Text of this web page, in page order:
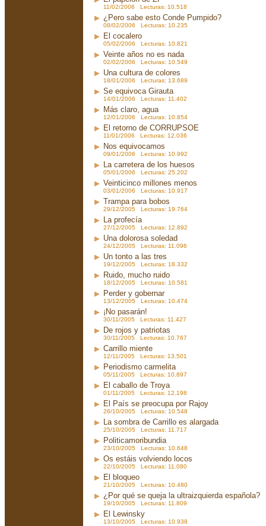
11/02/2006 Lecturas: 10.518
¿Pero sabe esto Conde Pumpido?
08/02/2006 Lecturas: 10.235
El cocalero
05/02/2006 Lecturas: 10.821
Veinte años no es nada
02/02/2006 Lecturas: 10.549
Una cultura de colores
18/01/2006 Lecturas: 13.689
Se equivoca Girauta
14/01/2006 Lecturas: 11.402
Más claro, agua
12/01/2006 Lecturas: 10.854
El retorno de CORRUPSOE
11/01/2006 Lecturas: 12.036
Nos equivocamos
09/01/2006 Lecturas: 10.992
La carretera de los huesos
05/01/2006 Lecturas: 25.202
Veinticinco millones menos
03/01/2006 Lecturas: 10.917
Trampa para bobos
29/12/2005 Lecturas: 19.764
La profecía
27/12/2005 Lecturas: 12.892
Una dolorosa soledad
24/12/2005 Lecturas: 11.096
Un tonto a las tres
19/12/2005 Lecturas: 18.332
Ruido, mucho ruido
18/12/2005 Lecturas: 10.581
Perder y gobernar
13/12/2005 Lecturas: 10.474
¡No pasarán!
30/11/2005 Lecturas: 11.427
De rojos y patriotas
30/11/2005 Lecturas: 10.767
Carrillo miente
12/11/2005 Lecturas: 13.501
Periodismo carmelita
05/11/2005 Lecturas: 10.897
El caballo de Troya
01/11/2005 Lecturas: 12.198
El País se preocupa por Rajoy
26/10/2005 Lecturas: 10.548
La sombra de Carrillo es alargada
25/10/2005 Lecturas: 11.717
Politicamoribundia
23/10/2005 Lecturas: 10.648
Os estáis volviendo locos
22/10/2005 Lecturas: 11.080
El bloqueo
21/10/2005 Lecturas: 10.480
¿Por qué se queja la ultraizquierda española?
19/10/2005 Lecturas: 11.809
El Lewinsky
13/10/2005 Lecturas: 10.938